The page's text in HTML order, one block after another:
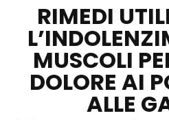
RIMEDI
MUSCOLI
DOLORE AI
ALLE